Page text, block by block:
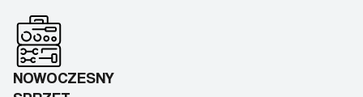
NOWOCZESNY